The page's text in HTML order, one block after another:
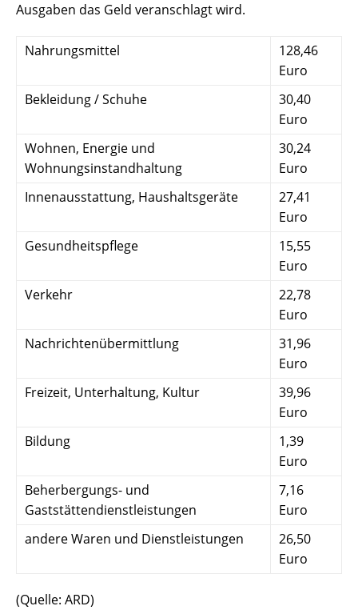
Ausgaben das Geld veranschlagt wird.
Nahrungsmittel
128,46
Euro
Bekleidung / Schuhe
30,40
Euro
Wohnen, Energie und
Wohnungsinstandhaltung
30,24
Euro
Innenausstattung, Haushaltsgeräte
27,41
Euro
Gesundheitspflege
15,55
Euro
Verkehr
22,78
Euro
Nachrichtenübermittlung
31,96
Euro
Freizeit, Unterhaltung, Kultur
39,96
Euro
Bildung
1,39
Euro
Beherbergungs- und
Gaststättendienstleistungen
7,16
Euro
andere Waren und Dienstleistungen
26,50
Euro
(Quelle: ARD)